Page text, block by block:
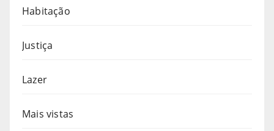
Habitação
Justiça
Lazer
Mais vistas